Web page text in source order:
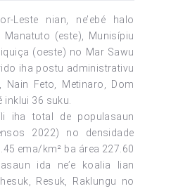
Leste nian, ne’ebé halo
(este), Munisípiu
(oeste) no Mar Sawu
iha postu administrativu
Nain Feto, Metinaro, Dom
inklui 36 suku.
iha total de populasaun
2022) no densidade
ema/km² ba área 227.60
ida ne’e koalia lian
Resuk, Raklungu no